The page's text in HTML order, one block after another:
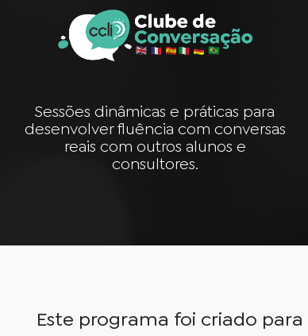
Sessões dinâmicas e práticas para
desenvolver fluência com conversas
reais com outros alunos e
consultores.
Este programa foi criado para